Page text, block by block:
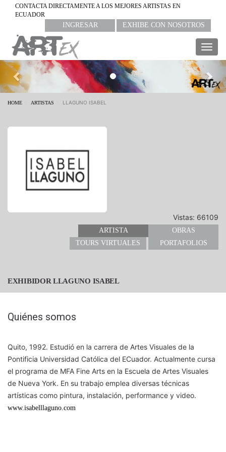
CONTACTA DIRECTAMENTE A LOS MEJORES ARTISTAS EN
ECUADOR
INGRESAR EXHIBE CON NOSOTROS
Previous
HOME ARTISTAS LLAGUNO ISABEL
Vistas: 66109
ARTISTA
OBRAS
TOURS VIRTUALES
PORTAFOLIOS
EXHIBIDOR LLAGUNO ISABEL
Quiénes somos
Quito, 1992. Estudió en la carrera de Artes Visuales de la
Pontificia Universidad Católica del ECuador. Actualmente cursa
el programa de MFA Fine Arts en la Escuela de Artes Visuales
de Nueva York. En su trabajo emplea diversas técnicas
artísticas como pintura, instalación, performance y video.
www.isabelllaguno.com